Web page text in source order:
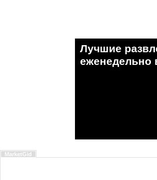
Лучшие
eженедельно
MarketGid